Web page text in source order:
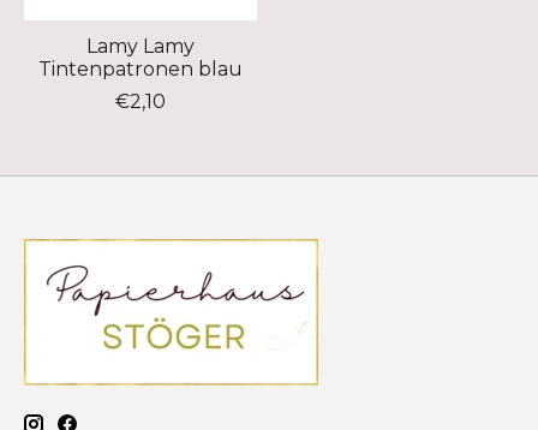
Lamy Lamy
Tintenpatronen blau
€2,10